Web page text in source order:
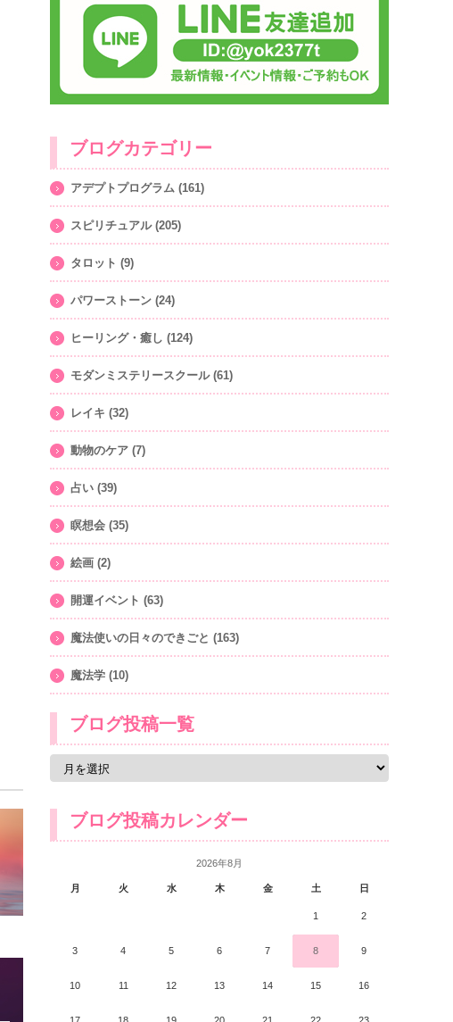
ブログカテゴリー
アデプトプログラム (161)
スピリチュアル(205)
タロット (9)
パワーストーン (24)
ヒーリング・癒し (124)
モダンミステリースクール(61)
レイキ (32)
動物のケア (7)
占い (39)
瞑想会 (35)
絵画 (2)
開運イベント (63)
魔法使いの日々のできごと (163)
魔法学 (10)
ブログ投稿一覧
ブログ投稿カレンダー
2026年8月
月 火 水 木 金 土 日
1 2
3 4 5 6 7 8 9
10 11 12 13 14 15 16